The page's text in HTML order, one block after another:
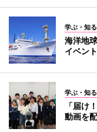
学ぶ・知る
海洋地
イベン
学ぶ・知る
「届け
動画を